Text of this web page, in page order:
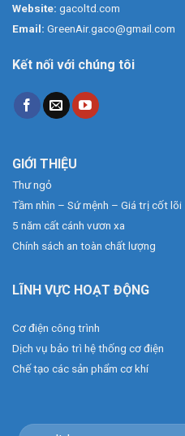
Website: gacoltd.com
Email: GreenAir.gaco@gmail.com
Kết nối với chúng tôi
GIỚI THIỆU
Thư ngỏ
Tầm nhìn – Sứ mệnh – Giá trị cốt lõi
5 năm cất cánh vươn xa
Chính sách an toàn chất lượng
LĨNH VỰC HOẠT ĐỘNG
Cơ điện công trình
Dịch vụ bảo trì hệ thống cơ điện
Chế tạo các sản phẩm cơ khí